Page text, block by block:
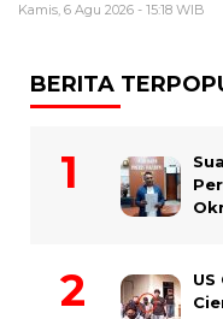
Kamis, 6 Agu 2026 - 15:18 WIB
BERITA